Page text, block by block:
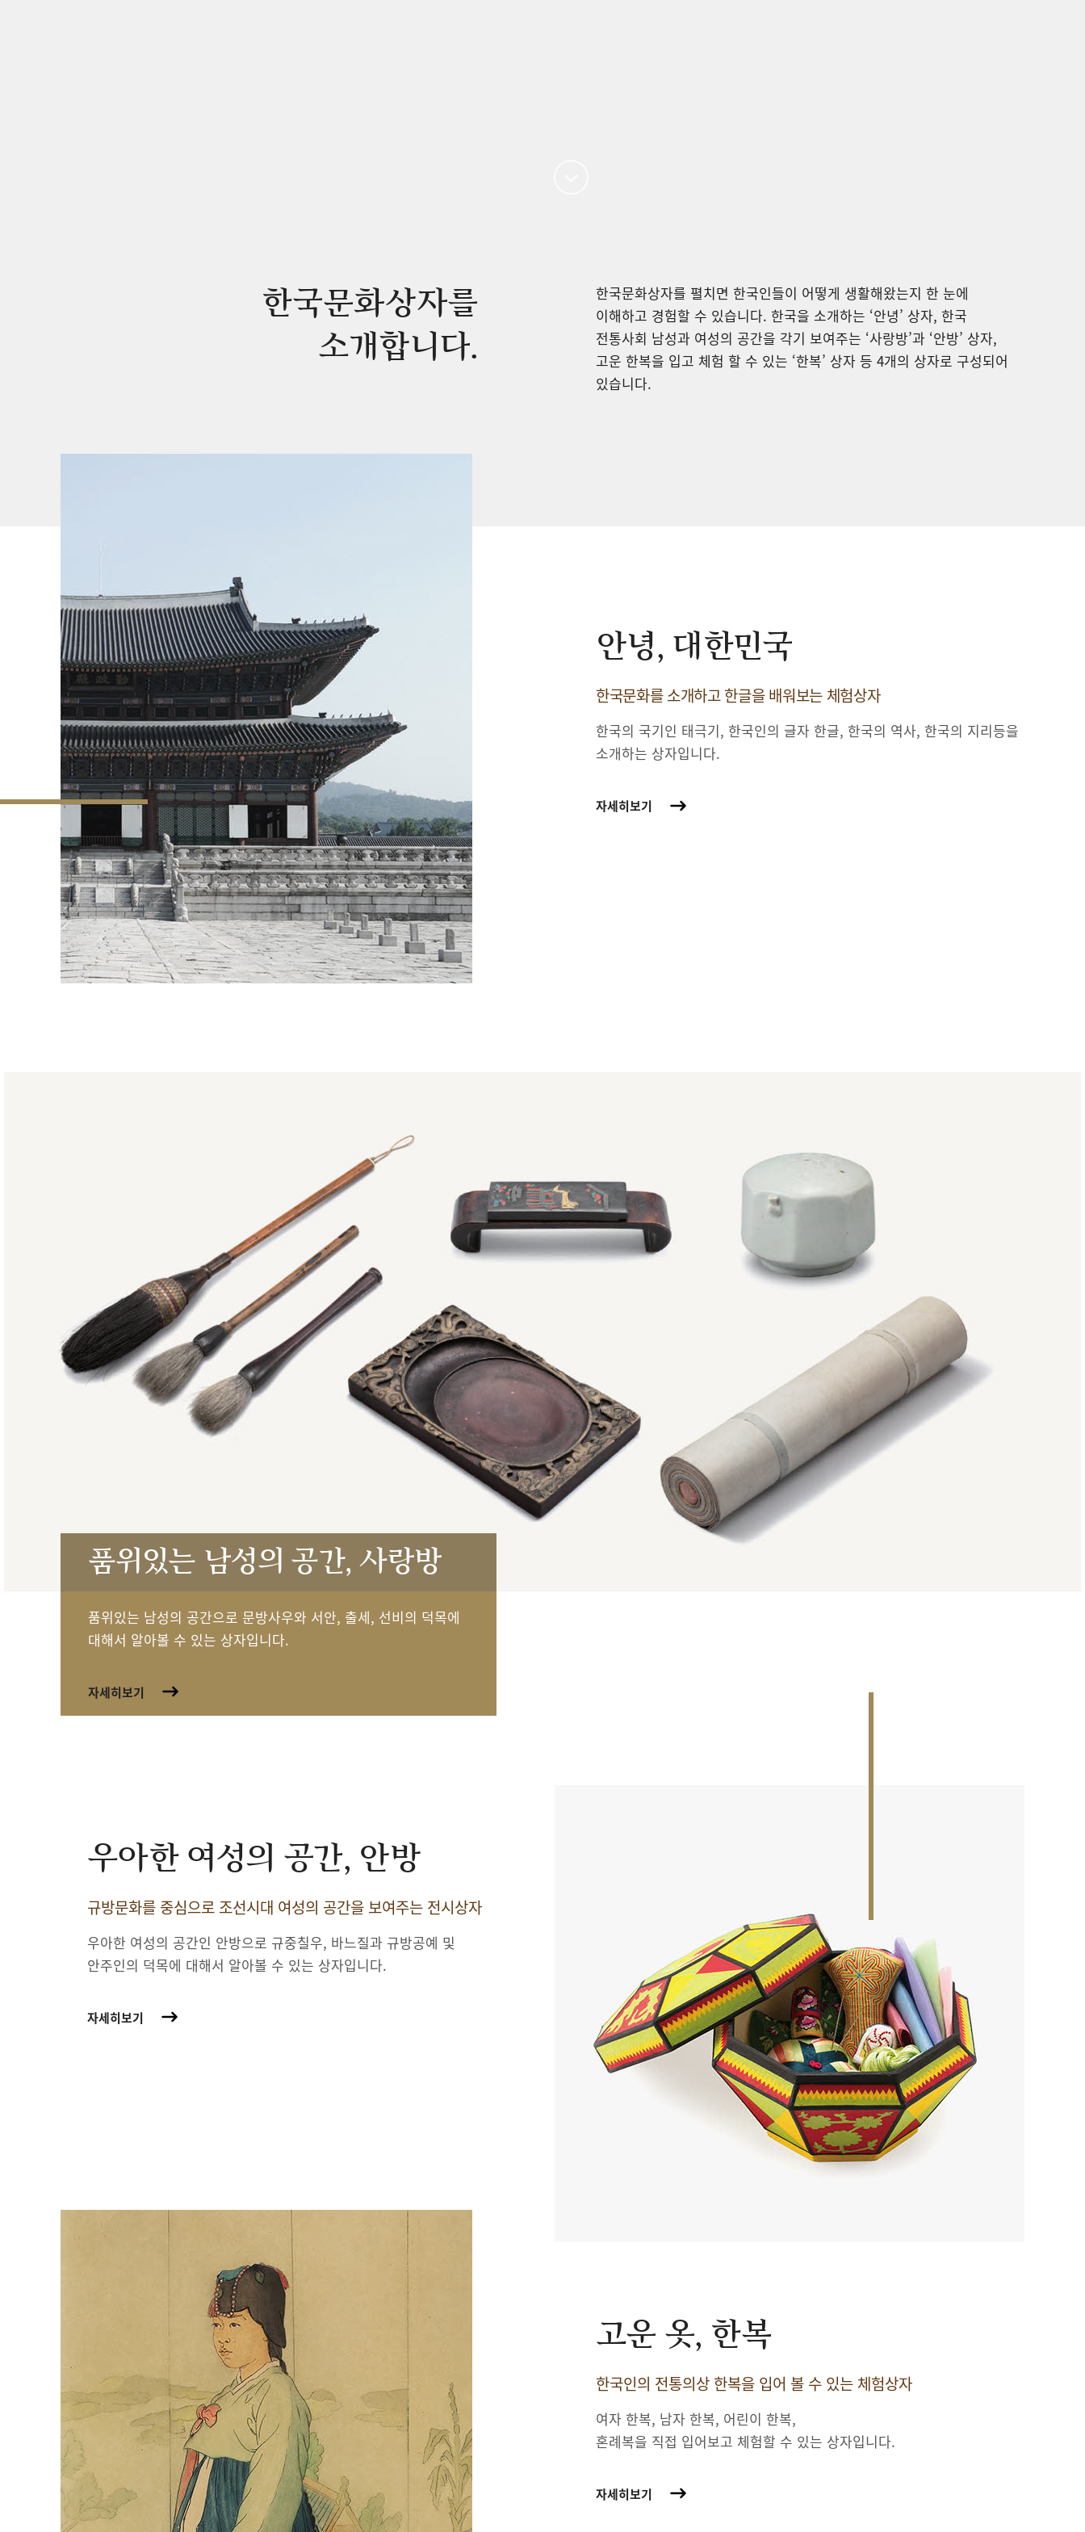
한국문화상자를
소개합니다.
한국문화상자를 펼치면 한국인들이 어떻게 생활해왔는지 한 눈에
이해하고 경험할 수 있습니다. 한국을 소개하는 ‘안녕’ 상자, 한국
전통사회 남성과 여성의 공간을 각기 보여주는 ‘사랑방’과 ‘안방’ 상자,
고운 한복을 입고 체험 할 수 있는 ‘한복’ 상자 등 4개의 상자로 구성되어
있습니다.
안녕, 대한민국
한국문화를 소개하고 한글을 배워보는 체험상자
한국의 국기인 태극기, 한국인의 글자 한글, 한국의 역사, 한국의 지리등을
소개하는 상자입니다.
자세히보기
품위있는 남성의 공간, 사랑방
품위있는 남성의 공간으로 문방사우와 서안, 출세, 선비의 덕목에
대해서 알아볼 수 있는 상자입니다.
자세히보기
우아한 여성의 공간, 안방
규방문화를 중심으로 조선시대 여성의 공간을 보여주는 전시상자
우아한 여성의 공간인 안방으로 규중칠우, 바느질과 규방공예 및
안주인의 덕목에 대해서 알아볼 수 있는 상자입니다.
자세히보기
고운 옷, 한복
한국인의 전통의상 한복을 입어 볼 수 있는 체험상자
여자 한복, 남자 한복, 어린이 한복,
혼례복을 직접 입어보고 체험할 수 있는 상자입니다.
자세히보기